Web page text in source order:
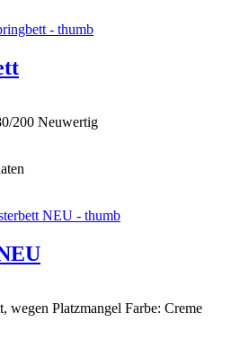
200 Neuwertig
wegen Platzmangel Farbe: Creme